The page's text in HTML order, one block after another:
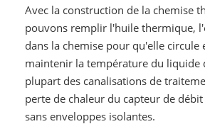
Avec la construction de la chemise
pouvons remplir l'huile thermique,
dans la chemise pour qu'elle circule
maintenir la température du liquide
plupart des canalisations de
perte de chaleur du capteur de
sans enveloppes isolantes.